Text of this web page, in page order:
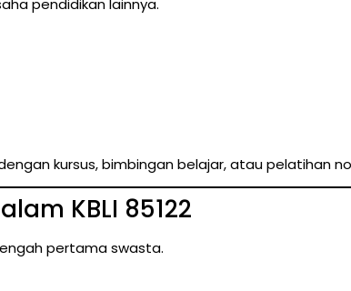
pendidikan lainnya.
kursus, bimbingan belajar, atau pelatihan
KBLI 85122
pertama swasta.